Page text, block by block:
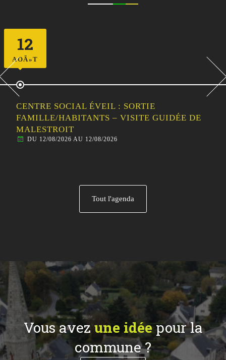
12
AOÃ»T
CENTRE SOCIAL ÉVEIL : SORTIE
FAMILLE/HABITANTS – VISITE GUIDÉE DE
MALESTROIT
DU 12/08/2026 AU 12/08/2026
Tout l'agenda
Vous avezune idéepour la
commune ?